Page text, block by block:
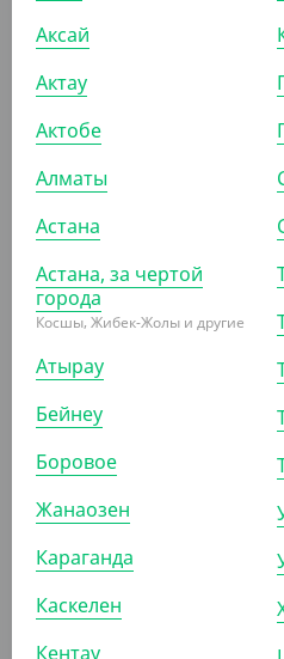
ПОХОЖИЕ ТОВАРЫ
(53.90₸/ШТ)
Контейнер СпК-137 с
14*14 см
КОР (400)
Аксай
Актау
Актобе
Алматы
Астана
Астана, за чертой
города
Косшы, Жибек-Жолы и другие
Атырау
Бейнеу
Боровое
Жанаозен
Караганда
Каскелен
Кентау